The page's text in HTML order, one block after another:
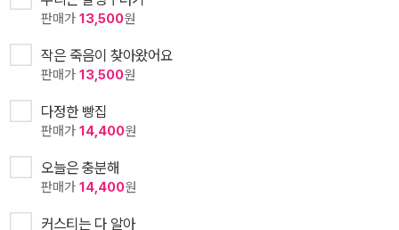
판매가 13,500원
작은 죽음이 찾아왔어요
판매가 13,500원
다정한 빵집
판매가 14,400원
오늘은 충분해
판매가 14,400원
커스티는 다 알아